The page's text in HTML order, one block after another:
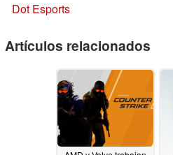
Dot Esports
Artículos relacionados